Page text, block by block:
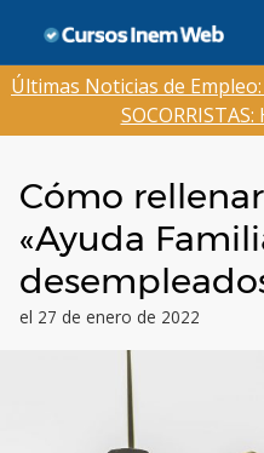
contenido
Últimas Noticias de Empleo:
Cómo
«Ayuda
el 27 de enero de 2022